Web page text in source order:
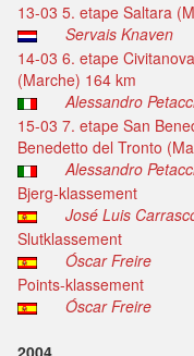
13-03 5. etape Saltara
Servais Knaven
14-03 6. etape
(Marche) 164 km
Alessandro
15-03 7. etape San
Benedetto del Tronto
Alessandro
Bjerg-klassement
José Luis
Slutklassement
Óscar Freire
Points-klassement
Óscar Freire
2004